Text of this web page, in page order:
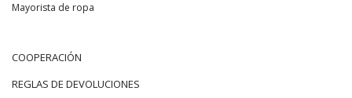
Mayorista de ropa
COOPERACIÓN
REGLAS DE DEVOLUCIONES